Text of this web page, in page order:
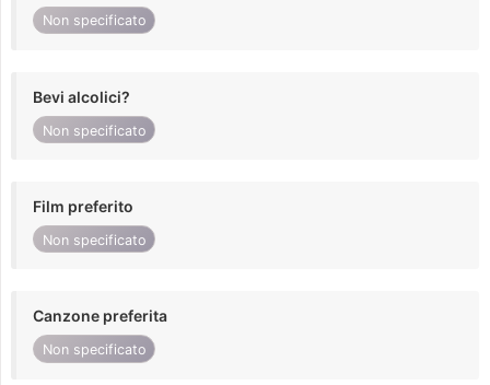
Non specificato
Bevi alcolici?
Non specificato
Film preferito
Non specificato
Canzone preferita
Non specificato